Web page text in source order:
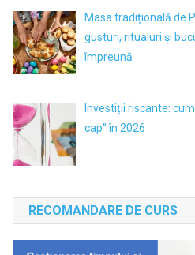
Masa tradițională de
gusturi, ritualuri și
împreună
Investiții riscante:
cap” în 2026
RECOMANDARE DE CURS